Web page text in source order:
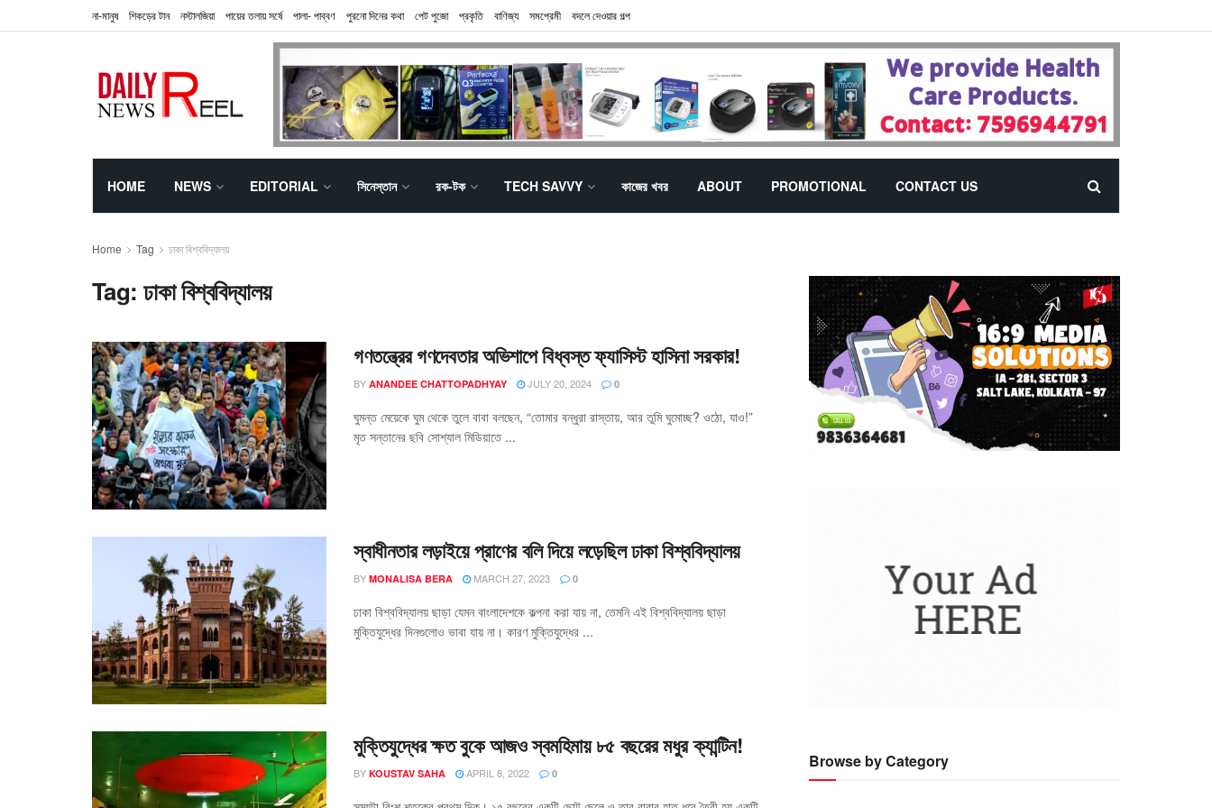
না-মানুষ শিকড়ের টান নস্টালজিয়া পায়ের তলায় সর্ষে পালা- পাব্বণ পুরনো দিনের কথা পেট পুজো প্রকৃতি বাণিজ্য সমপ্রেমী বদলে দেওয়ার গল্প
HOME NEWS EDITORIAL সিনেস্তান রক-টক TECH SAVVY কাজের খবর ABOUT PROMOTIONAL CONTACT US
Home Tag ঢাকা বিশ্ববিদ্যালয়
Tag:ঢাকা বিশ্ববিদ্যালয়
গণতন্ত্রের গণদেবতার অভিশাপে বিধ্বস্ত ফ্যাসিস্ট হাসিনা সরকার!
BY ANANDEE CHATTOPADHYAY JULY 20, 2024 0
ঘুমন্ত মেয়েকে ঘুম থেকে তুলে বাবা বলছেন, “তোমার বন্ধুরা রাস্তায়, আর তুমি ঘুমোচ্ছ? ওঠো, যাও!”
মৃত সন্তানের ছবি সোশ্যাল মিডিয়াতে ...
স্বাধীনতার লড়াইয়ে প্রাণের বলি দিয়ে লড়েছিল ঢাকা বিশ্ববিদ্যালয়
BY MONALISA BERA MARCH 27, 2023 0
ঢাকা বিশ্ববিদ্যালয় ছাড়া যেমন বাংলাদেশকে কল্পনা‌ করা যায় না, তেমনি এই বিশ্ববিদ্যালয় ছাড়া
মুক্তিযুদ্ধের দিনগুলোও ভাবা যায় না। কারণ মুক্তিযুদ্ধের ...
মুক্তিযুদ্ধের ক্ষত বুকে আজও স্বমহিমায় ৮৫ বছরের মধুর ক্যান্টিন!
BY KOUSTAV SAHA APRIL 8, 2022 0
Browse by Category